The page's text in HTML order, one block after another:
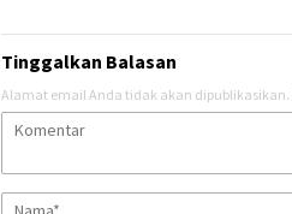
Tinggalkan Balasan
Alamat email Anda tidak akan dipublikasikan.